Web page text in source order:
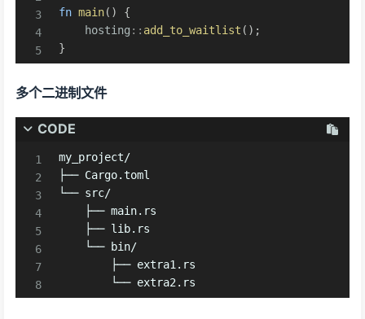
fn main( )
{
hosting :: add_to_waitlist ( ) ;
}
多个二进制文件
CODE
my_project/
├── Cargo.toml
└── src/
        └── extra2.rs